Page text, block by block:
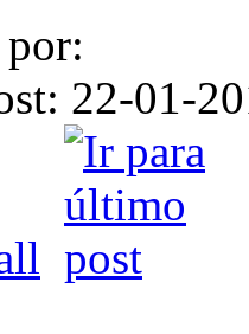
22-01-